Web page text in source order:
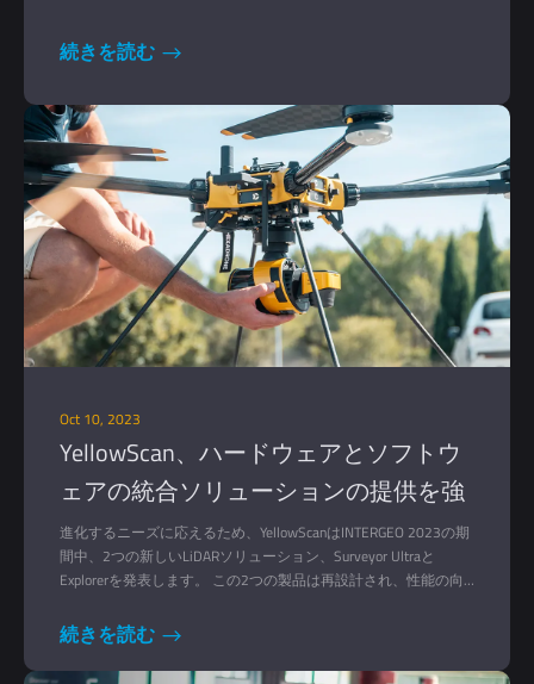
続きを読む
Oct 10, 2023
YellowScan、ハードウェアとソフトウ
ェアの統合ソリューションの提供を強
化
進化するニーズに応えるため、YellowScanはINTERGEO 2023の期
間中、2つの新しいLiDARソリューション、Surveyor Ultraと
Explorerを発表します。 この2つの製品は再設計され、性能の向
続きを読む